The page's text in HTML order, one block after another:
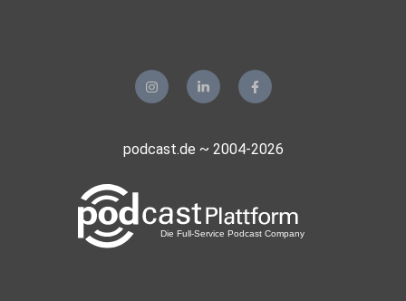
podcast.de ~ 2004-2026